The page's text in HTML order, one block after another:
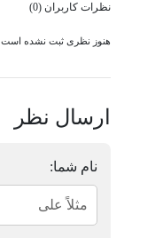
نظرات کاربران (0)
هنوز نظری ثبت نشده است.
ارسال نظر
نام شما: